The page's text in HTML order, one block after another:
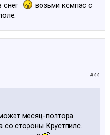
снег
возьми компас с
#44
месяц-полтора
стороны Крустпилс.